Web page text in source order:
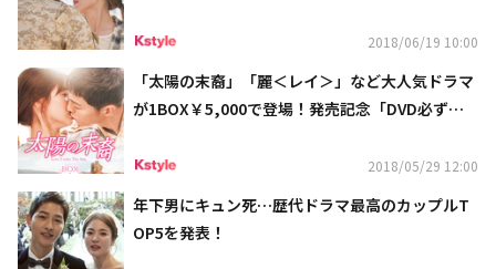
2018/06/19 10:00
「太陽の末裔」「麗＜レイ＞」など大人気ドラマ
が1BOX￥5,000で登場！発売記念「DVD必ずも
2018/05/29 12:00
年下男にキュン死…歴代ドラマ最高のカップルT
OP5を発表！